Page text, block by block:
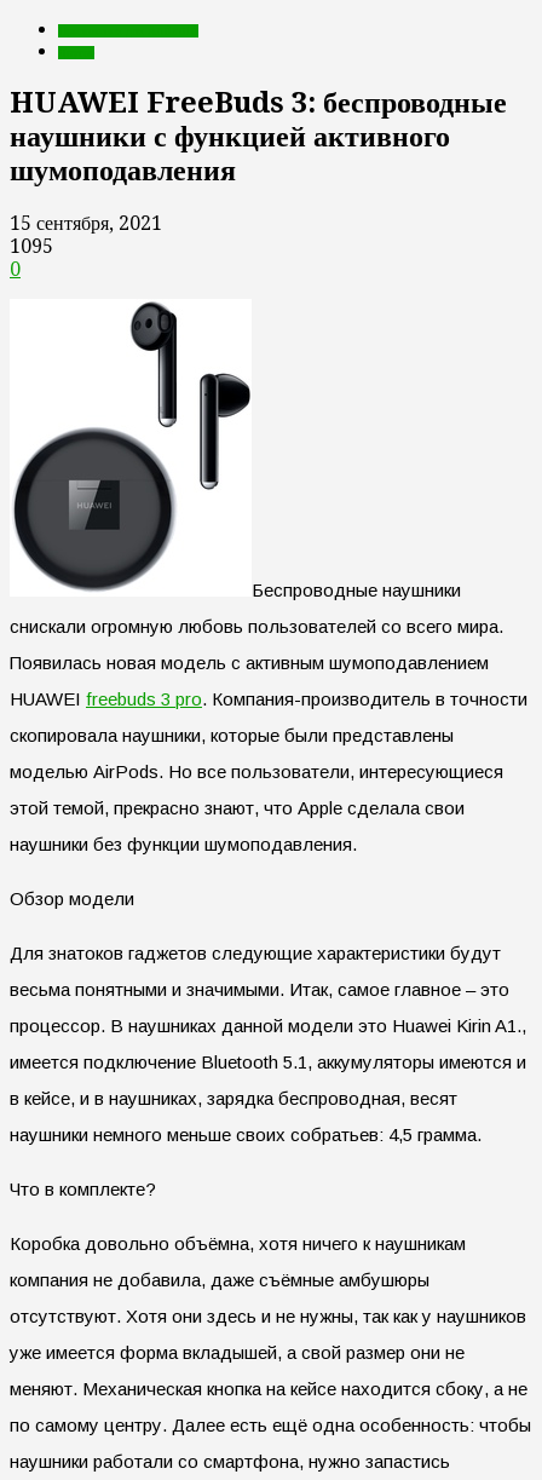
HUAWEI FreeBuds 3: беспроводные
наушники с функцией активного
шумоподавления
15 сентября, 2021
1095
0
Беспроводные наушники
снискали огромную любовь пользователей со всего мира.
Появилась новая модель с активным шумоподавлением
HUAWEI freebuds 3 pro. Компания-производитель в точности
скопировала наушники, которые были представлены
моделью AirPods. Но все пользователи, интересующиеся
этой темой, прекрасно знают, что Apple сделала свои
наушники без функции шумоподавления.
Обзор модели
Для знатоков гаджетов следующие характеристики будут
весьма понятными и значимыми. Итак, самое главное – это
процессор. В наушниках данной модели это Huawei Kirin A1.,
имеется подключение Bluetooth 5.1, аккумуляторы имеются и
в кейсе, и в наушниках, зарядка беспроводная, весят
наушники немного меньше своих собратьев: 4,5 грамма.
Что в комплекте?
Коробка довольно объёмна, хотя ничего к наушникам
компания не добавила, даже съёмные амбушюры
отсутствуют. Хотя они здесь и не нужны, так как у наушников
уже имеется форма вкладышей, а свой размер они не
меняют. Механическая кнопка на кейсе находится сбоку, а не
по самому центру. Далее есть ещё одна особенность: чтобы
наушники работали со смартфона, нужно запастись